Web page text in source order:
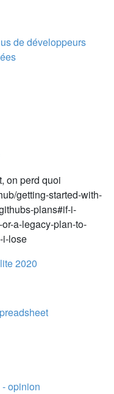
de développeurs
on perd quoi
getting-started-with-
plans#if-i-
a-legacy-plan-to-
i-lose
2020
opinion